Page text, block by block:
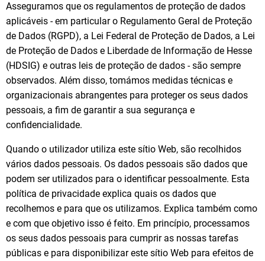
Asseguramos que os regulamentos de proteção de dados
aplicáveis - em particular o Regulamento Geral de Proteção
de Dados (RGPD), a Lei Federal de Proteção de Dados, a Lei
de Proteção de Dados e Liberdade de Informação de Hesse
(HDSIG) e outras leis de proteção de dados - são sempre
observados. Além disso, tomámos medidas técnicas e
organizacionais abrangentes para proteger os seus dados
pessoais, a fim de garantir a sua segurança e
confidencialidade.
Quando o utilizador utiliza este sítio Web, são recolhidos
vários dados pessoais. Os dados pessoais são dados que
podem ser utilizados para o identificar pessoalmente. Esta
política de privacidade explica quais os dados que
recolhemos e para que os utilizamos. Explica também como
e com que objetivo isso é feito. Em princípio, processamos
os seus dados pessoais para cumprir as nossas tarefas
públicas e para disponibilizar este sítio Web para efeitos de